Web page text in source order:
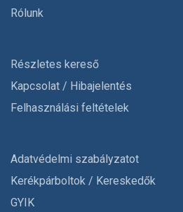
Rólunk
Részletes kereső
Kapcsolat / Hibajelentés
Felhasználási feltételek
Adatvédelmi szabályzatot
Kerékpárboltok / Kereskedők
GYIK